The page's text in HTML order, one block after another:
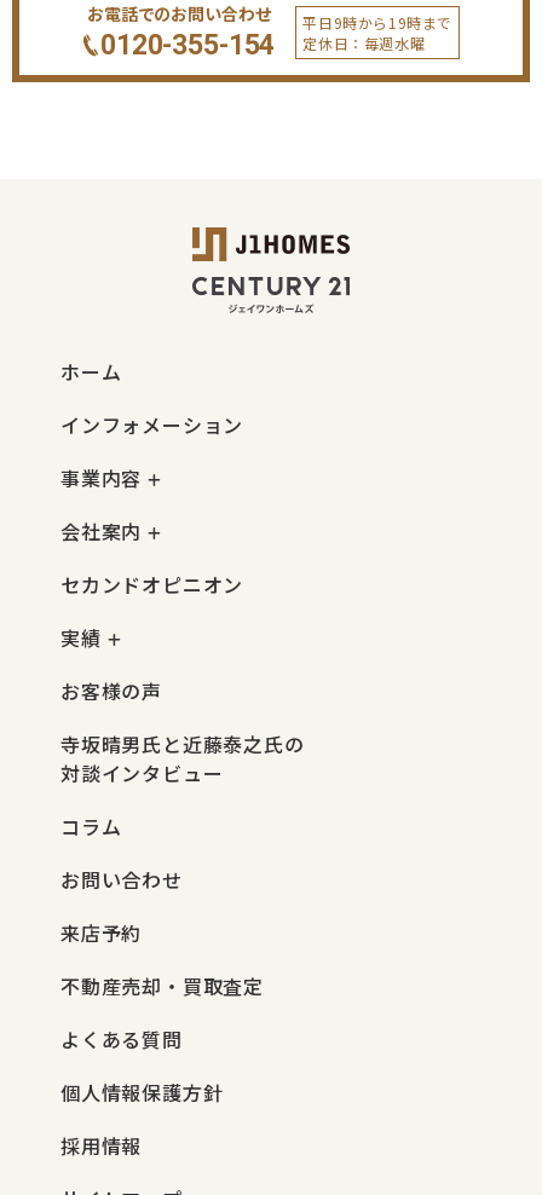
お電話でのお問い合わせ
0120-355-154
平日9時から19時まで
定休日：毎週水曜
ホーム
インフォメーション
事業内容
会社案内
セカンドオピニオン
実績
お客様の声
寺坂晴男氏と近藤泰之氏の
対談インタビュー
コラム
お問い合わせ
来店予約
不動産売却・買取査定
よくある質問
個人情報保護方針
採用情報